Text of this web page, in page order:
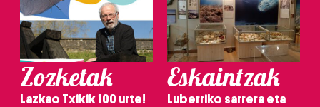
Zozketak
Lazkao Txikik 100 urte!
Eskaintzak
Luberriko sarrera eta